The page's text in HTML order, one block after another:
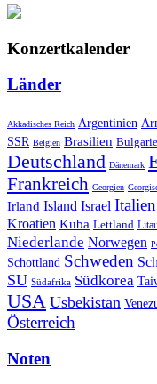
Konzertkalender
Länder
Akkadisches Reich Argentinien
SSR Belgien Brasilien
Deutschland Dänemark
Frankreich Georgien
Irland Island Israel Italien
Kroatien Kuba Lettland
Niederlande Norwegen
Schottland Schweden
SU Südafrika Südkorea
USA Usbekistan
Österreich
Noten